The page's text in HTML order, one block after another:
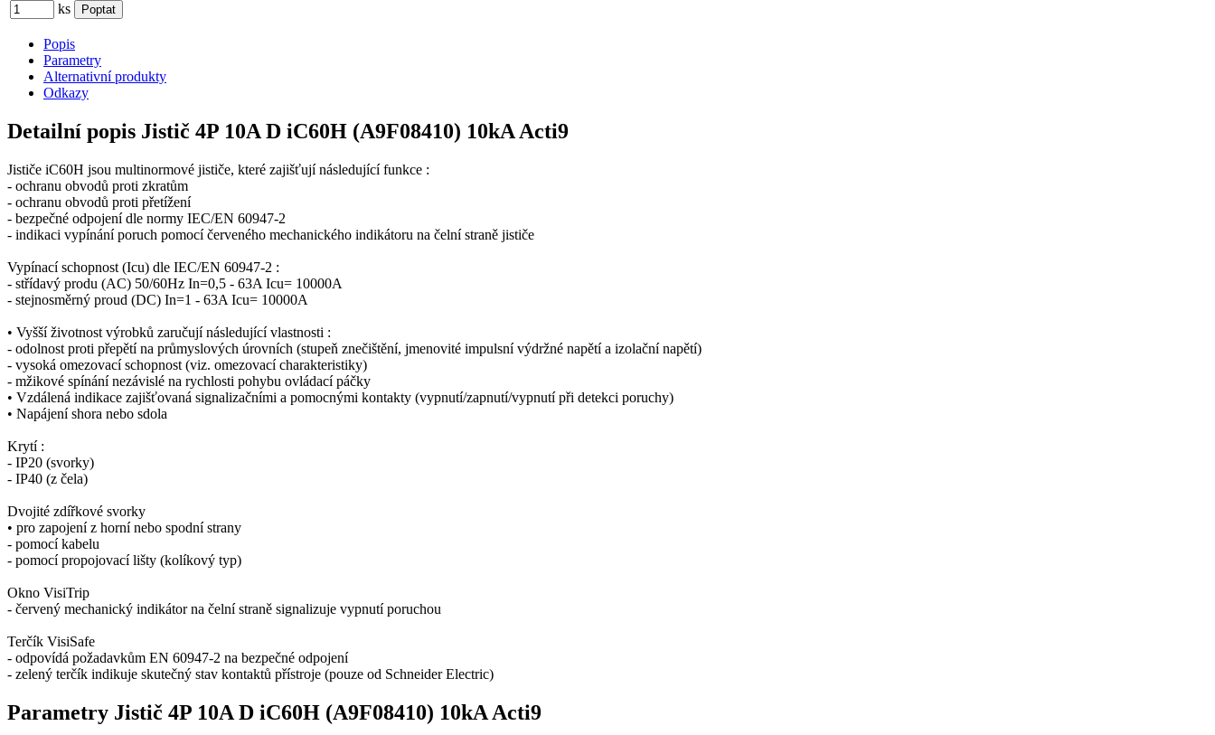
ks
Popis
Parametry
Alternativní produkty
Odkazy
Detailní popis Jistič 4P 10A D iC60H (A9F08410) 10kA Acti9
Jističe iC60H jsou multinormové jističe, které zajišťují následující funkce :
- ochranu obvodů proti zkratům
- ochranu obvodů proti přetížení
- bezpečné odpojení dle normy IEC/EN 60947-2
- indikaci vypínání poruch pomocí červeného mechanického indikátoru na čelní straně jističe
Vypínací schopnost (Icu) dle IEC/EN 60947-2 :
- střídavý produ (AC) 50/60Hz In=0,5 - 63A Icu= 10000A
- stejnosměrný proud (DC) In=1 - 63A Icu= 10000A
• Vyšší životnost výrobků zaručují následující vlastnosti :
- odolnost proti přepětí na průmyslových úrovních (stupeň znečištění, jmenovité impulsní výdržné napětí a izolační napětí)
- vysoká omezovací schopnost (viz. omezovací charakteristiky)
- mžikové spínání nezávislé na rychlosti pohybu ovládací páčky
• Vzdálená indikace zajišťovaná signalizačními a pomocnými kontakty (vypnutí/zapnutí/vypnutí při detekci poruchy)
• Napájení shora nebo sdola
Krytí :
- IP20 (svorky)
- IP40 (z čela)
Dvojité zdířkové svorky
• pro zapojení z horní nebo spodní strany
- pomocí kabelu
- pomocí propojovací lišty (kolíkový typ)
Okno VisiTrip
- červený mechanický indikátor na čelní straně signalizuje vypnutí poruchou
Terčík VisiSafe
- odpovídá požadavkům EN 60947-2 na bezpečné odpojení
- zelený terčík indikuje skutečný stav kontaktů přístroje (pouze od Schneider Electric)
Parametry Jistič 4P 10A D iC60H (A9F08410) 10kA Acti9